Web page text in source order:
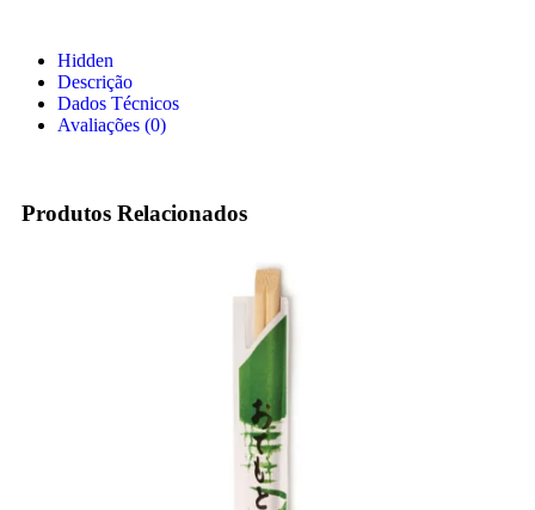
Hidden
Descrição
Dados Técnicos
Avaliações (0)
Produtos Relacionados